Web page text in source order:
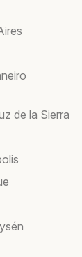
de la Sierra